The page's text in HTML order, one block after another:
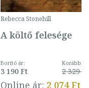
Rebecca Stonehill
A költő felesége
Borító ár:
3 190 Ft
Korábbi
2 329 Ft
Online ár: 2 074 Ft